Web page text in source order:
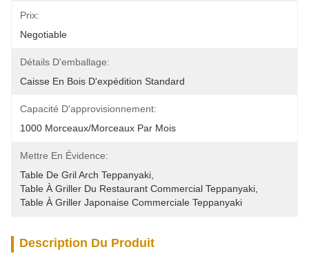
Prix:
Negotiable
Détails D'emballage:
Caisse En Bois D'expédition Standard
Capacité D'approvisionnement:
1000 Morceaux/morceaux Par Mois
Mettre En Évidence:
Table De Gril Arch Teppanyaki
Table À Griller Du Restaurant Commercial Teppanyaki
Table À Griller Japonaise Commerciale Teppanyaki
Description Du Produit